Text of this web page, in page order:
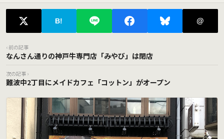
B! @
‹ 前の記事
なんさん通りの神戸牛専門店「みやび」は閉店
次の記事 ›
難波中2丁目にメイドカフェ「コットン」がオープン